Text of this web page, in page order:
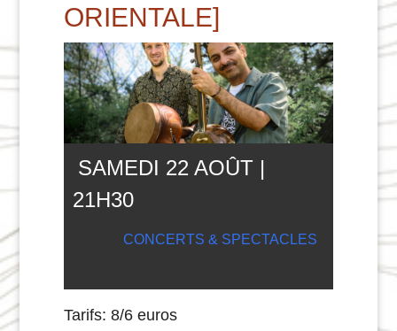
ORIENTALE]
SAMEDI 22 AOÛT |
21H30
CONCERTS & SPECTACLES
Tarifs: 8/6 euros